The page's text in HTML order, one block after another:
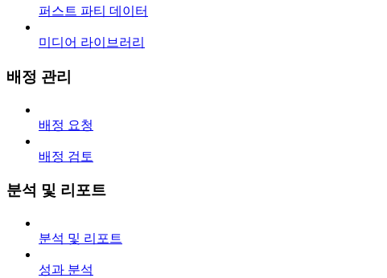
퍼스트 파티 데이터
미디어 라이브러리
배정 관리
배정 요청
배정 검토
분석 및 리포트
분석 및 리포트
성과 분석